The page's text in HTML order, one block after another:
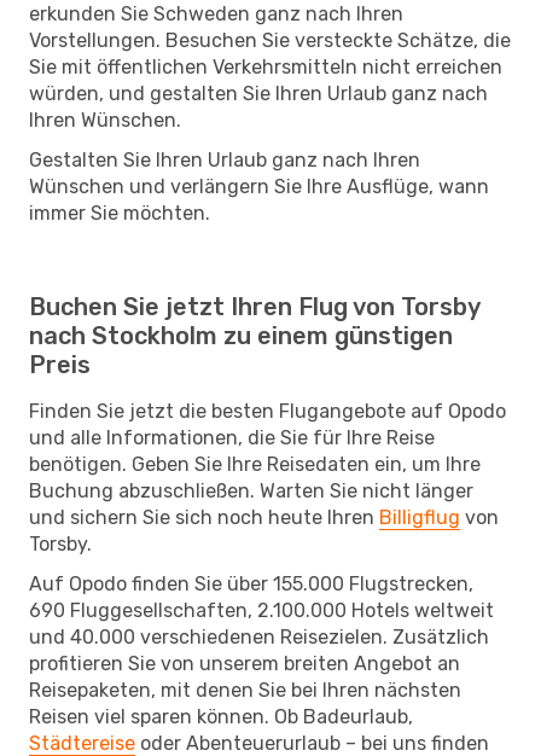
erkunden Sie Schweden ganz nach Ihren
Vorstellungen. Besuchen Sie versteckte Schätze, die
Sie mit öffentlichen Verkehrsmitteln nicht erreichen
würden, und gestalten Sie Ihren Urlaub ganz nach
Ihren Wünschen.
Gestalten Sie Ihren Urlaub ganz nach Ihren
Wünschen und verlängern Sie Ihre Ausflüge, wann
immer Sie möchten.
Buchen Sie jetzt Ihren Flug von Torsby
nach Stockholm zu einem günstigen
Preis
Finden Sie jetzt die besten Flugangebote auf Opodo
und alle Informationen, die Sie für Ihre Reise
benötigen. Geben Sie Ihre Reisedaten ein, um Ihre
Buchung abzuschließen. Warten Sie nicht länger
und sichern Sie sich noch heute Ihren Billigflug von
Torsby.
Auf Opodo finden Sie über 155.000 Flugstrecken,
690 Fluggesellschaften, 2.100.000 Hotels weltweit
und 40.000 verschiedenen Reisezielen. Zusätzlich
profitieren Sie von unserem breiten Angebot an
Reisepaketen, mit denen Sie bei Ihren nächsten
Reisen viel sparen können. Ob Badeurlaub,
Städtereise oder Abenteuerurlaub – bei uns finden